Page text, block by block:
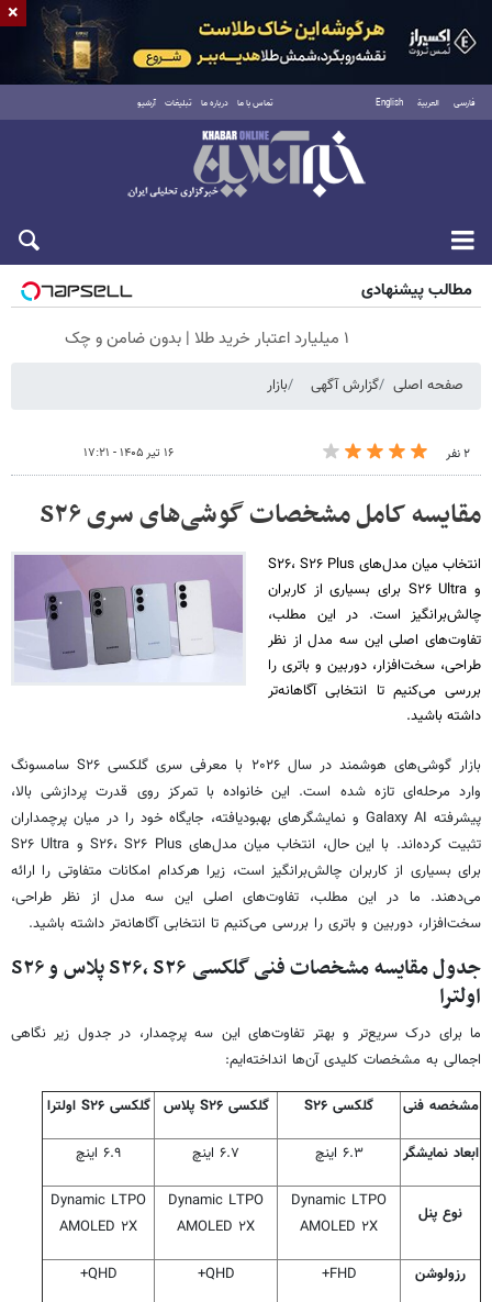
فارسی العربية English تماس با ما درباره ما تبلیغات آرشیو
شنبه ۱۷ مرداد ۱۴۰۵
مطالب پیشنهادی
۱ میلیارد اعتبار خرید طلا | بدون ضامن و چک
صفحه اصلی گزارش آگهی بازار
۲ نفر ۱۶ تیر ۱۴۰۵ - ۱۷:۲۱
مقایسه کامل مشخصات گوشی‌های سری S۲۶
انتخاب میان مدل‌های S۲۶، S۲۶ Plus
و S۲۶ Ultra برای بسیاری از کاربران
چالش‌برانگیز است. در این مطلب،
تفاوت‌های اصلی این سه مدل از نظر
طراحی، سخت‌افزار، دوربین و باتری را
بررسی می‌کنیم تا انتخابی آگاهانه‌تر
داشته باشید.
بازار گوشی‌های هوشمند در سال ۲۰۲۶ با معرفی سری گلکسی S۲۶ سامسونگ
وارد مرحله‌ای تازه شده است. این خانواده با تمرکز روی قدرت پردازشی بالا،
پیشرفته Galaxy AI و نمایشگرهای بهبودیافته، جایگاه خود را در میان پرچمداران
تثبیت کرده‌اند. با این حال، انتخاب میان مدل‌های S۲۶، S۲۶ Plus و S۲۶ Ultra
برای بسیاری از کاربران چالش‌برانگیز است، زیرا هرکدام امکانات متفاوتی را ارائه
می‌دهند. ما در این مطلب، تفاوت‌های اصلی این سه مدل از نظر طراحی،
سخت‌افزار، دوربین و باتری را بررسی می‌کنیم تا انتخابی آگاهانه‌تر داشته باشید.
جدول مقایسه مشخصات فنی گلکسی S۲۶، S۲۶ پلاس و S۲۶
اولترا
ما برای درک سریع‌تر و بهتر تفاوت‌های این سه پرچمدار، در جدول زیر نگاهی
اجمالی به مشخصات کلیدی آن‌ها انداخته‌ایم:
مشخصه فنی گلکسی S۲۶ گلکسیS۲۶ پلاس گلکسیS۲۶ اولترا
ابعاد نمایشگر ۶.۳ اینچ ۶.۷ اینچ ۶.۹ اینچ
نوع پنل
Dynamic LTPO
AMOLED ۲X
Dynamic LTPO
AMOLED ۲X
Dynamic LTPO
AMOLED ۲X
رزولوشن FHD+
QHD+
QHD+
×